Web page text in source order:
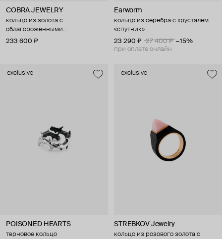
COBRA JEWELRY
кольцо из золота с
облагороженными
бриллиантами
233 600 ₽
Earworm
кольцо из серебра с хрусталем
«спутник»
23 290 ₽
27 400 ₽ −15%
при оплате онлайн
exclusive
POISONED HEARTS
терновое кольцо
exclusive
STREBKOV Jewelry
кольцо из розового золота с